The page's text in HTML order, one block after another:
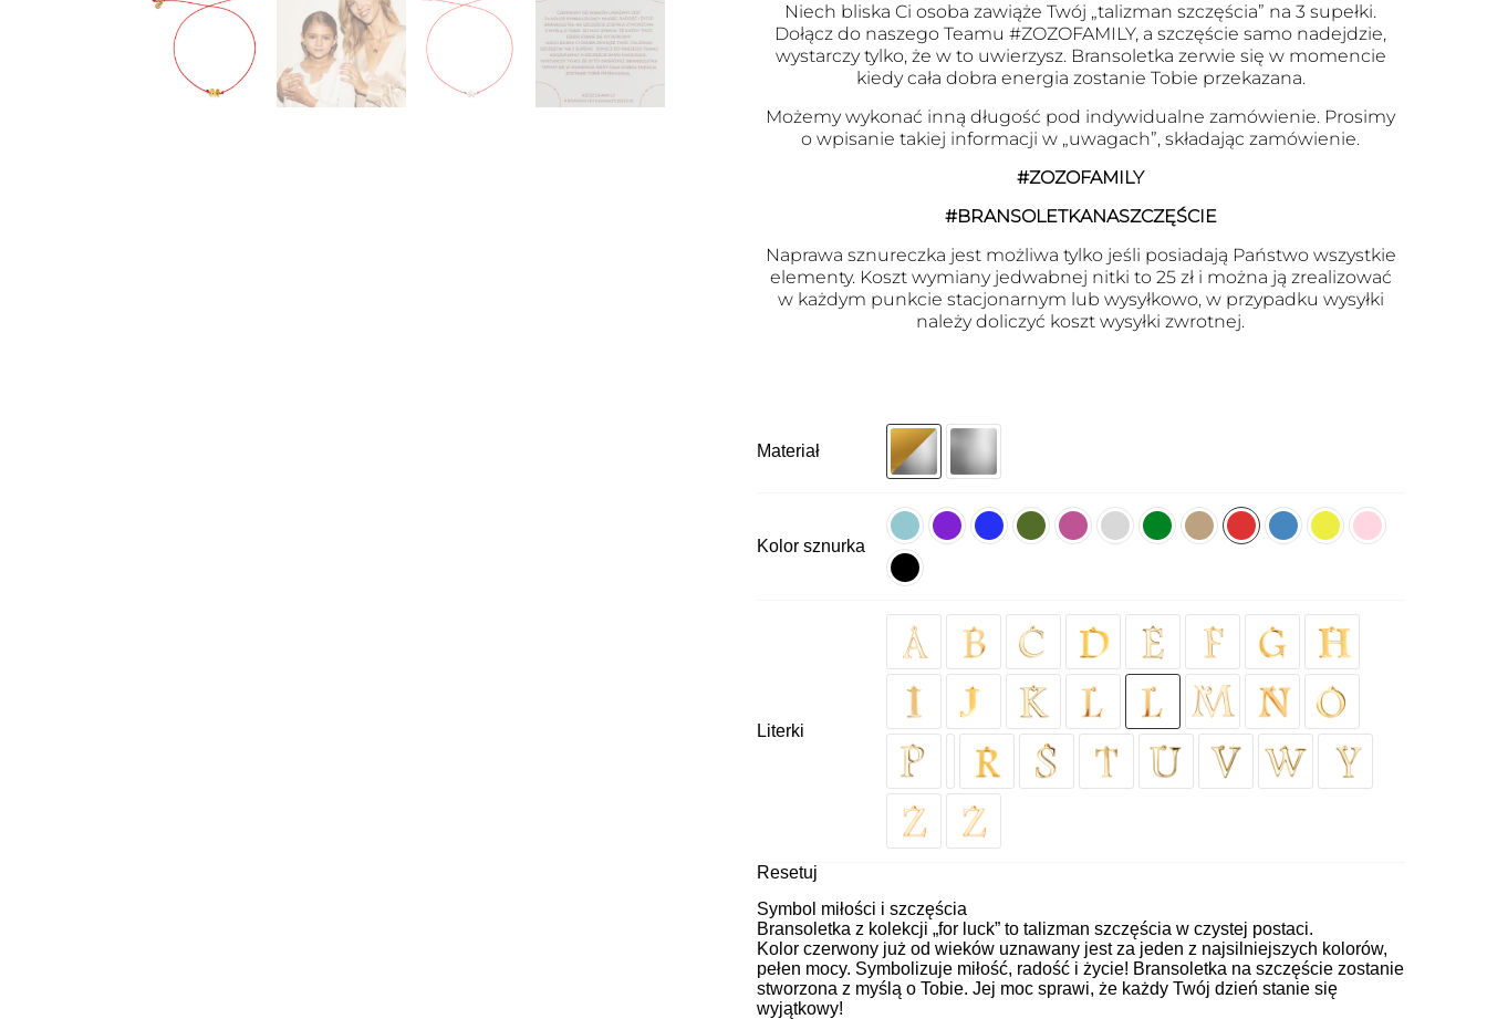
Niech bliska Ci osoba zawiąże Twój „talizman szczęścia” na 3 supełki.
Dołącz do naszego Teamu #ZOZOFAMILY, a szczęście samo nadejdzie,
wystarczy tylko, że w to uwierzysz. Bransoletka zerwie się w momencie
kiedy cała dobra energia zostanie Tobie przekazana.
Możemy wykonać inną długość pod indywidualne zamówienie. Prosimy
o wpisanie takiej informacji w „uwagach”, składając zamówienie.
#ZOZOFAMILY
#BRANSOLETKANASZCZĘŚCIE
Naprawa sznureczka jest możliwa tylko jeśli posiadają Państwo wszystkie
elementy. Koszt wymiany jedwabnej nitki to 25 zł i można ją zrealizować
w każdym punkcie stacjonarnym lub wysyłkowo, w przypadku wysyłki
należy doliczyć koszt wysyłki zwrotnej.
Materiał
Kolor sznurka
Literki
Resetuj
Symbol miłości i szczęścia
Bransoletka z kolekcji „for luck” to talizman szczęścia w czystej postaci.
Kolor czerwony już od wieków uznawany jest za jeden z najsilniejszych kolorów,
pełen mocy. Symbolizuje miłość, radość i życie! Bransoletka na szczęście zostanie
stworzona z myślą o Tobie. Jej moc sprawi, że każdy Twój dzień stanie się
wyjątkowy!